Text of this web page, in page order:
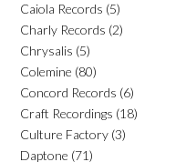
Caiola Records (5)
Charly Records (2)
Chrysalis (5)
Colemine (80)
Concord Records (6)
Craft Recordings (18)
Culture Factory (3)
Daptone (71)